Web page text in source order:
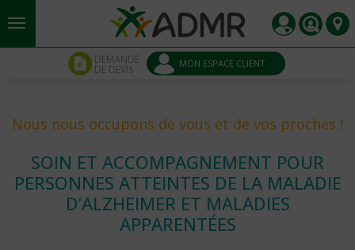
Aller au contenu principal
DEMANDE
DE DEVIS MON ESPACE CLIENT
Nous nous occupons de vous et de vos proches !
SOIN ET ACCOMPAGNEMENT POUR
PERSONNES ATTEINTES DE LA MALADIE
D’ALZHEIMER ET MALADIES
APPARENTÉES
Panneau de gestion des cookies